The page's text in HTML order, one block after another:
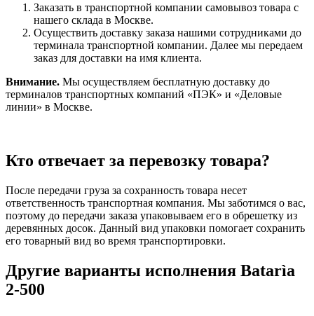
Заказать в транспортной компании самовывоз товара с
нашего склада в Москве.
Осуществить доставку заказа нашими сотрудниками до
терминала транспортной компании. Далее мы передаем
заказ для доставки на имя клиента.
Внимание. Мы осуществляем бесплатную доставку до
терминалов транспортных компаний «ПЭК» и «Деловые
линии» в Москве.
Кто отвечает за перевозку товара?
После передачи груза за сохранность товара несет
ответственность транспортная компания. Мы заботимся о вас,
поэтому до передачи заказа упаковываем его в обрешетку из
деревянных досок. Данный вид упаковки помогает сохранить
его товарный вид во время транспортировки.
Другие варианты исполнения Batarìa
2-500